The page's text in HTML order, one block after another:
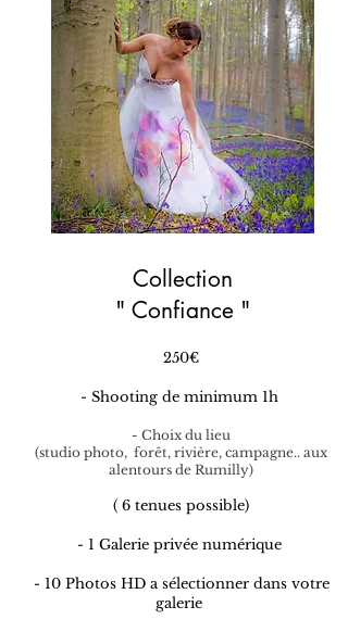
Collection
" Confiance "
250€
- Shooting de minimum 1h
- Choix du lieu
(studio photo, forêt, rivière, campagne.. aux
alentours de Rumilly)
( 6 tenues possible)
- 1 Galerie privée numérique
- 10 Photos HD a sélectionner dans votre
galerie